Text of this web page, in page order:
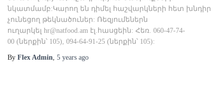
նկատմամբ:Կարող են դիմել հաշվարկների հետ խնդիր
չունեցող թեկնածուներ: Ռեզյումեներն
ուղարկել hr@natfood.am էլ.հասցեին: Հեռ. 060-47-74-
00 (ներքին՝ 105), 094-64-91-25 (ներքին՝ 105):
By Flex Admin, 5 years ago